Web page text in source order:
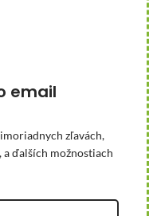
email
zľavách,
ďalších možnostiach